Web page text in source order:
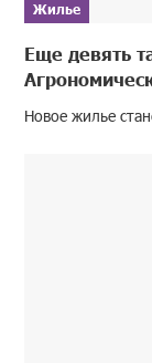
Жилье
Еще девять
Новое жилье